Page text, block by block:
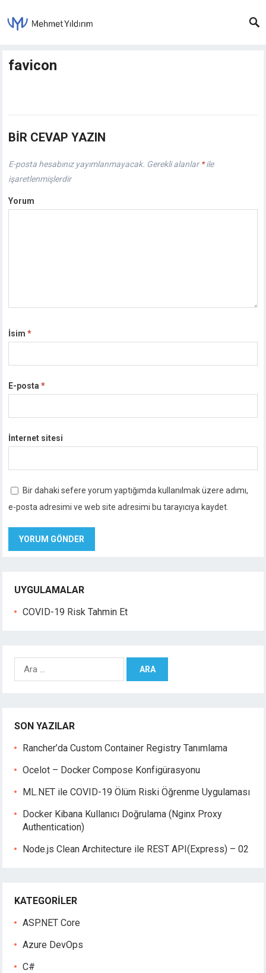
favicon
BIR CEVAP YAZIN
E-posta hesabınız yayımlanmayacak. Gerekli alanlar *ile
işaretlenmişlerdir
Yorum
İsim*
E-posta*
İnternet sitesi
Bir dahaki sefere yorum yaptığımda kullanılmak üzere adımı,
e-posta adresimi ve web site adresimi bu tarayıcıya kaydet.
UYGULAMALAR
COVID-19 Risk Tahmin Et
:SON YAZILAR
Rancher’da Custom Container Registry Tanımlama
Ocelot – Docker Compose Konfigürasyonu
ML.NET ile COVID-19 Ölüm Riski Öğrenme Uygulaması
Docker Kibana Kullanıcı Doğrulama (Nginx Proxy
Authentication)
Node.js Clean Architecture ile REST API(Express) – 02
KATEGORILER
ASP.NET Core
Azure DevOps
C#